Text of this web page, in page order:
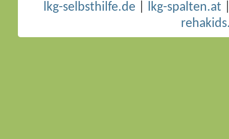
lkg-selbsthilfe.de
lkg-spalten.at